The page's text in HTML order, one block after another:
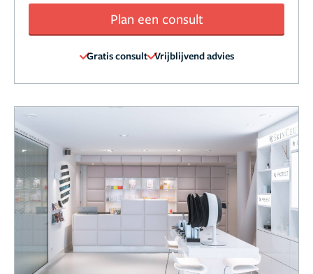
Plan een consult
Gratis consult Vrijblijvend advies